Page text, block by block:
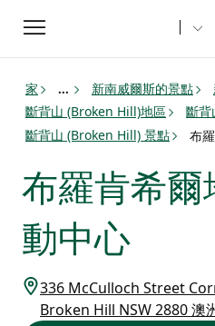
Toggle
navigation
家 ... 新南威爾斯的景點
斷背山 (Broken Hill)地區
斷
斷背山 (Broken Hill) 景點
布
布羅肯希爾
動中心
336 McCulloch Street
Broken Hill NSW 2880 澳